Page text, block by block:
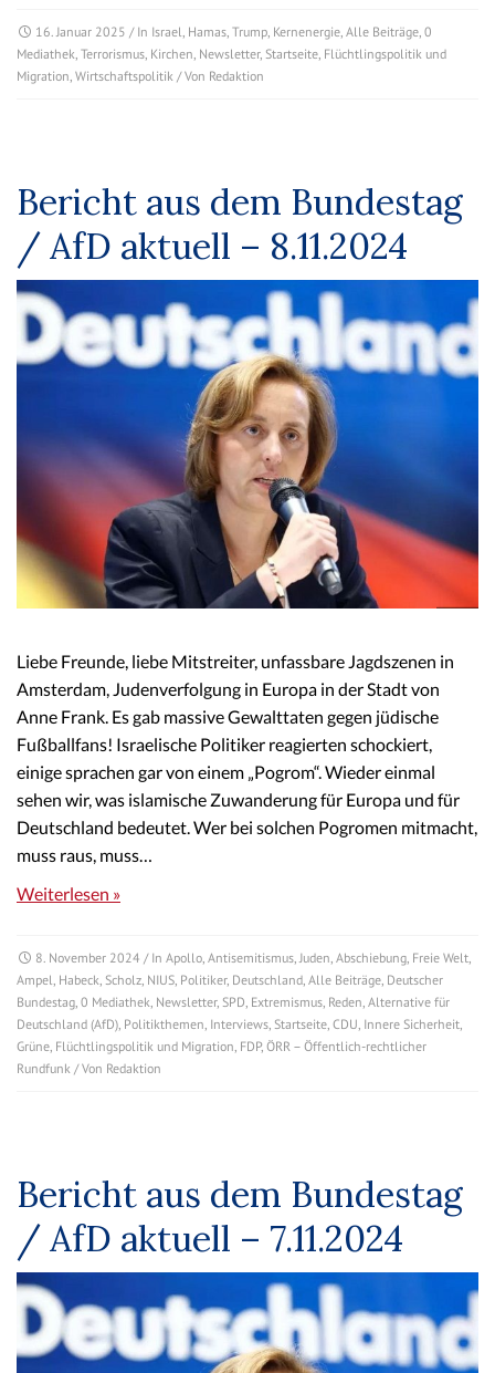
16. Januar 2025 / In Israel Hamas Trump Kernenergie Alle Beiträge 0
Mediathek Terrorismus Kirchen Newsletter, Startseite Flüchtlingspolitik und
Migration Wirtschaftspolitik / Von Redaktion
Bericht aus dem Bundestag
/ AfD aktuell – 8.11.2024
Liebe Freunde, liebe Mitstreiter, unfassbare Jagdszenen in
Amsterdam, Judenverfolgung in Europa in der Stadt von
Anne Frank. Es gab massive Gewalttaten gegen jüdische
Fußballfans! Israelische Politiker reagierten schockiert,
einige sprachen gar von einem „Pogrom“. Wieder einmal
sehen wir, was islamische Zuwanderung für Europa und für
Deutschland bedeutet. Wer bei solchen Pogromen mitmacht,
muss raus, muss…
Weiterlesen »
8. November 2024 / In Apollo, Antisemitismus,Juden, Abschiebung, Freie Welt,
Ampel, Habeck, Scholz, NIUS, Politiker, Deutschland, Alle Beiträge, Deutscher
Bundestag, 0 Mediathek, Newsletter, SPD, Extremismus, Reden, Alternative für
Deutschland (AfD), Politikthemen, Interviews, Startseite, CDU, Innere Sicherheit,
Grüne, Flüchtlingspolitik und Migration, FDP, ÖRR – Öffentlich-rechtlicher
Rundfunk / Von Redaktion
Bericht aus dem Bundestag
/ AfD aktuell – 7.11.2024